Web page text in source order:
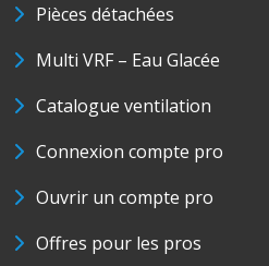
Pièces détachées
Multi VRF – Eau Glacée
Catalogue ventilation
Connexion compte pro
Ouvrir un compte pro
Offres pour les pros